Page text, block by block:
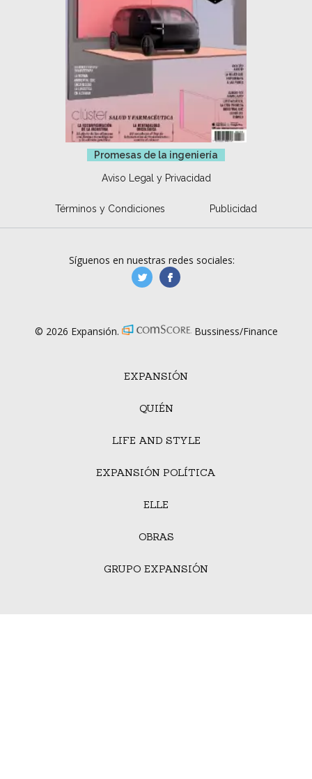
Promesas de la ingeniería
Aviso Legal y Privacidad
Términos y Condiciones Publicidad
EXPANSIÓN
QUIÉN
LIFE AND STYLE
EXPANSIÓN POLÍTICA
ELLE
OBRAS
GRUPO EXPANSIÓN
Síguenos en nuestras redes sociales:
manufacturaGE
© 2026 Expansión. Bussiness/Finance